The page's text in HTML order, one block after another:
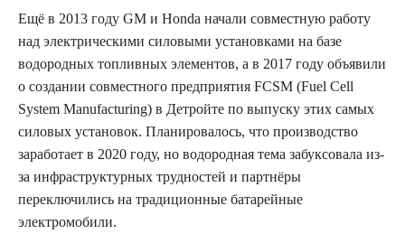
Ещё в 2013 году GM и Honda начали совместную работу
над электрическими силовыми установками на базе
водородных топливных элементов, а в 2017 году объявили
о создании совместного предприятия FCSM (Fuel Cell
System Manufacturing) в Детройте по выпуску этих самых
силовых установок. Планировалось, что производство
заработает в 2020 году, но водородная тема забуксовала из-
за инфраструктурных трудностей и партнёры
переключились на традиционные батарейные
электромобили.